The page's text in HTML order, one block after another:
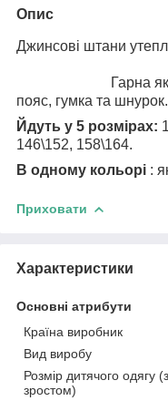
Опис
Джинсові штани
Гарна якість
пояс, гумка та шнурок.
Йдуть у 5 розмірах:
В одному кольорі :
Приховати
Характеристики
Основні атрибути
Країна виробник
Вид виробу
Розмір дитячого одягу
зростом)